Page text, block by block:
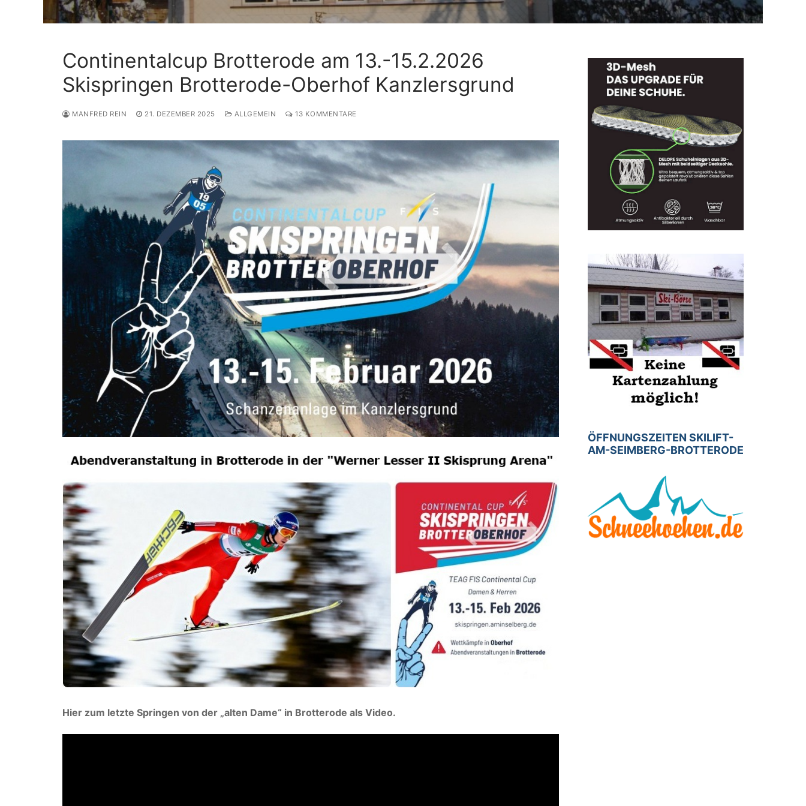
Skilift
Impressum
Continentalcup Brotterode am 13.-15.2.2026
Skispringen Brotterode-Oberhof Kanzlersgrund
MANFRED REIN 21. DEZEMBER 2025 ALLGEMEIN 13 KOMMENTARE
Hier zum letzte Springen von der „alten Dame“ in Brotterode als Video.
ÖFFNUNGSZEITEN SKILIFT-
AM-SEIMBERG-BROTTERODE